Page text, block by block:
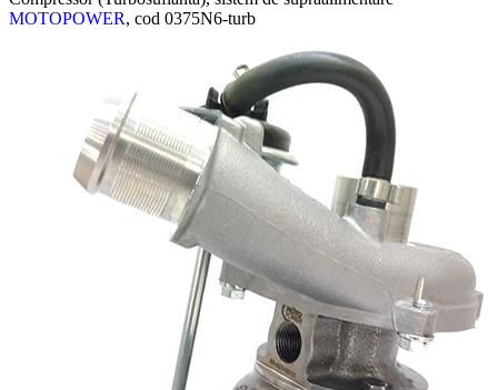
MOTOPOWER, cod 0375N6-turb